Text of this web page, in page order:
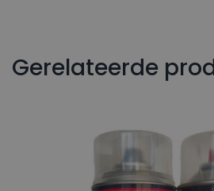
Gerelateerde